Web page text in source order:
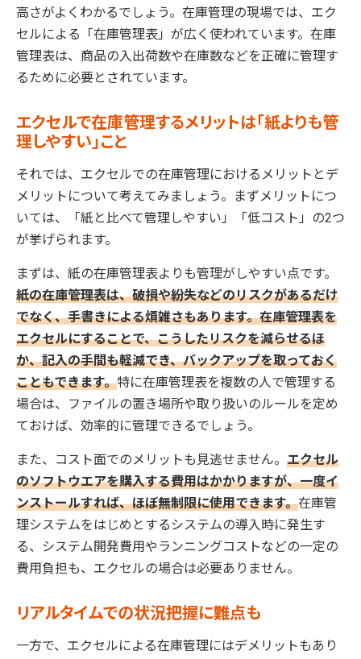
高さがよくわかるでしょう。在庫管理の現場では、エク
セルによる「在庫管理表」が広く使われています。在庫
管理表は、商品の入出荷数や在庫数などを正確に管理す
るために必要とされています。
エクセルで在庫管理するメリットは「紙よりも管
理しやすい」こと
それでは、エクセルでの在庫管理におけるメリットとデ
メリットについて考えてみましょう。まずメリットにつ
いては、「紙と比べて管理しやすい」「低コスト」の2つ
が挙げられます。
まずは、紙の在庫管理表よりも管理がしやすい点です。
紙の在庫管理表は、破損や紛失などのリスクがあるだけ
でなく、手書きによる煩雑さもあります。在庫管理表を
エクセルにすることで、こうしたリスクを減らせるほ
か、記入の手間も軽減でき、バックアップを取っておく
こともできます。特に在庫管理表を複数の人で管理する
場合は、ファイルの置き場所や取り扱いのルールを定め
ておけば、効率的に管理できるでしょう。
また、コスト面でのメリットも見逃せません。 エクセル
のソフトウエアを購入する費用はかかりますが、一度イ
ンストールすれば、ほぼ無制限に使用できます。在庫管
理システムをはじめとするシステムの導入時に発生す
る、システム開発費用やランニングコストなどの一定の
費用負担も、エクセルの場合は必要ありません。
リアルタイムでの状況把握に難点も
一方で、エクセルによる在庫管理にはデメリットもあり